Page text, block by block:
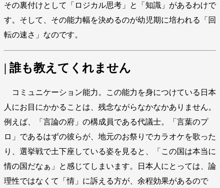
その裏付けとして「ロジカル思考」と「知識」があるわけで
す。そして、その能力幅を決めるのが幼児期に培われる「回
転の速さ」なのです。
| 誰も教えてくれません
コミュニケーション能力。この能力を身につけている日本
人にお目にかかることは、残念ながらなかなかありません。
例えば、「言論の府」の構成員である代議士。「言葉のプ
ロ」であるはずの彼らが、地元のお祭りでカラオケを歌った
り、選挙戦で土下座している姿を見ると、「この国は本当に
情の国だなぁ」と感じてしまいます。日本人にとっては、論
理性ではなくて「情」に訴える方が、余程効果があるので